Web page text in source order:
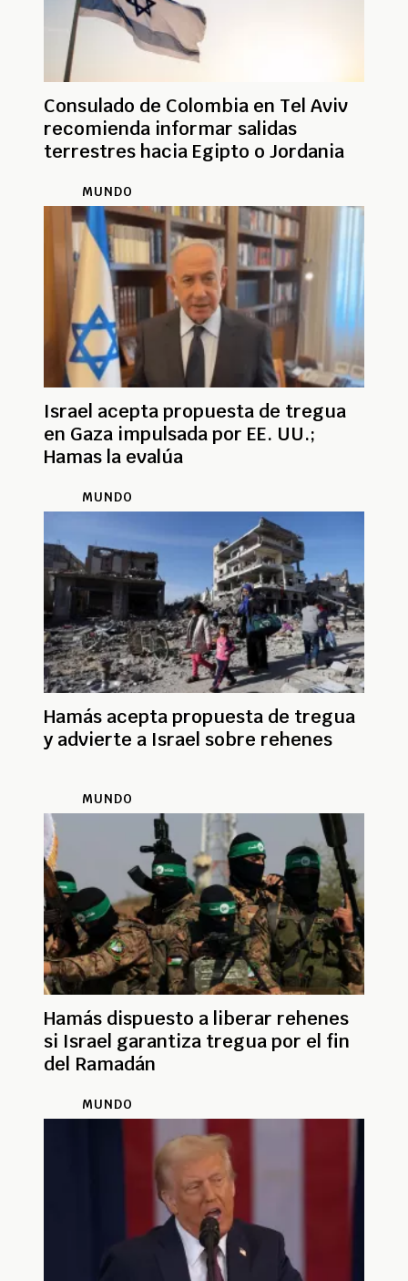
Consulado de Colombia en Tel Aviv
recomienda informar salidas
terrestres hacia Egipto o Jordania
MUNDO
Israel acepta propuesta de tregua
en Gaza impulsada por EE. UU.;
Hamas la evalúa
MUNDO
Hamás acepta propuesta de tregua
y advierte a Israel sobre rehenes
MUNDO
Hamás dispuesto a liberar rehenes
si Israel garantiza tregua por el fin
del Ramadán
MUNDO